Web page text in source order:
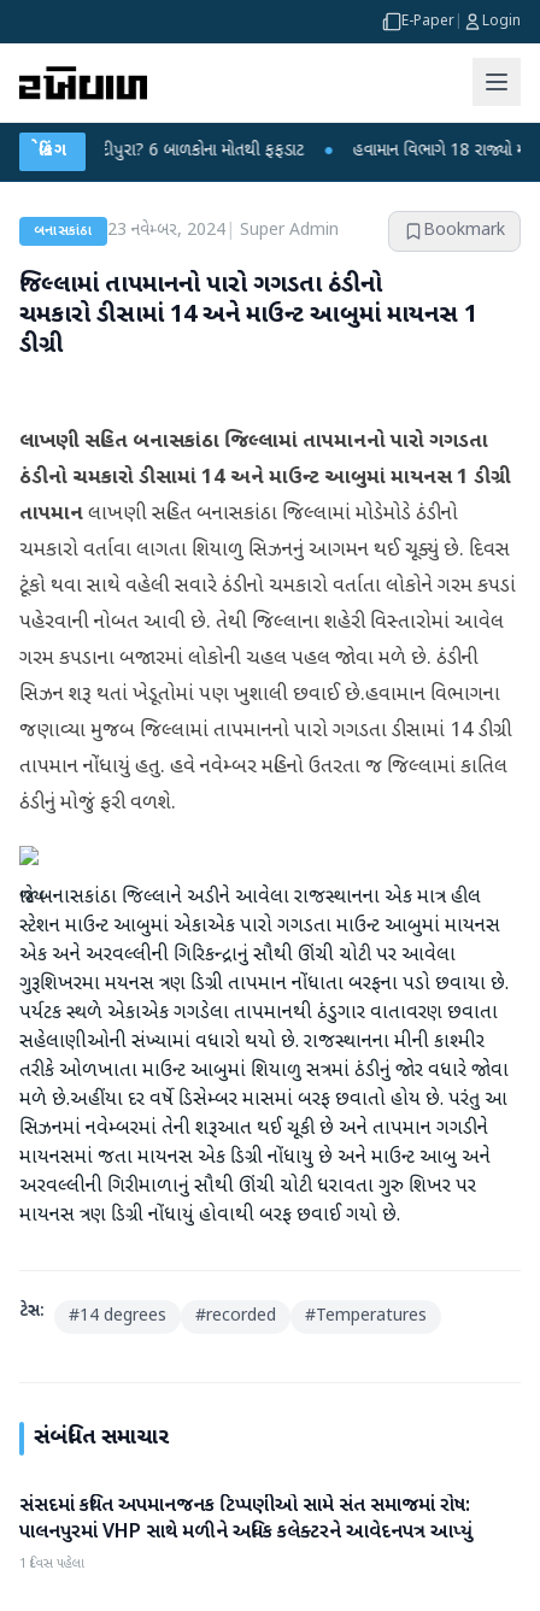
E-Paper Login
બ્રેકિંગ
કે ચાંદીપુરા? 6 બાળકોના મોતથી ફફડાટ ● હવામાન વિભાગે 18 રાજ્યો માટે ભારે
બનાસકાંઠા 23 નવેમ્બર, 2024| Super Admin Bookmark
જિલ્લામાં તાપમાનનો પારો ગગડતા ઠંડીનો
ચમકારો ડીસામાં 14 અને માઉન્ટ આબુમાં માયનસ 1
ડીગ્રી
લાખણી સહિત બનાસકાંઠા જિલ્લામાં તાપમાનનો પારો ગગડતા
ઠંડીનો ચમકારો ડીસામાં 14 અને માઉન્ટ આબુમાં માયનસ 1 ડીગ્રી
તાપમાનલાખણી સહિત બનાસકાંઠા જિલ્લામાં મોડેમોડે ઠંડીનો
ચમકારો વર્તાવા લાગતા શિયાળુ સિઝનનું આગમન થઈ ચૂક્યું છે. દિવસ
ટૂંકો થવા સાથે વહેલી સવારે ઠંડીનો ચમકારો વર્તાતા લોકોને ગરમ કપડાં
પહેરવાની નોબત આવી છે. તેથી જિલ્લાના શહેરી વિસ્તારોમાં આવેલ
ગરમ કપડાના બજારમાં લોકોની ચહલ પહલ જોવા મળે છે. ઠંડીની
સિઝન શરૂ થતાં ખેડૂતોમાં પણ ખુશાલી છવાઈ છે.હવામાન વિભાગના
જણાવ્યા મુજબ જિલ્લામાં તાપમાનનો પારો ગગડતા ડીસામાં 14 ડીગ્રી
તાપમાન નોંધાયું હતુ. હવે નવેમ્બર મહિનો ઉતરતા જ જિલ્લામાં કાતિલ
ઠંડીનું મોજું ફરી વળશે.
જ્યારે બનાસકાંઠા જિલ્લાને અડીને આવેલા રાજસ્થાનના એક માત્ર હીલ
સ્ટેશન માઉન્ટ આબુમાં એકાએક પારો ગગડતા માઉન્ટ આબુમાં માયનસ
એક અને અરવલ્લીની ગિરિકન્દ્રાનું સૌથી ઊંચી ચોટી પર આવેલા
ગુરૂશિખરમા મયનસ ત્રણ ડિગ્રી તાપમાન નોંધાતા બરફના પડો છવાયા છે.
પર્યટક સ્થળે એકાએક ગગડેલા તાપમાનથી ઠંડુગાર વાતાવરણ છવાતા
સહેલાણીઓની સંખ્યામાં વધારો થયો છે. રાજસ્થાનના મીની કાશ્મીર
તરીકે ઓળખાતા માઉન્ટ આબુમાં શિયાળુ સત્રમાં ઠંડીનું જોર વધારે જોવા
મળે છે.અહીંયા દર વર્ષે ડિસેમ્બર માસમાં બરફ છવાતો હોય છે. પરંતુ આ
સિઝનમાં નવેમ્બરમાં તેની શરૂઆત થઈ ચૂકી છે અને તાપમાન ગગડીને
માયનસમાં જતા માયનસ એક ડિગ્રી નોંધાયુ છે અને માઉન્ટ આબુ અને
અરવલ્લીની ગિરીમાળાનું સૌથી ઊંચી ચોટી ધરાવતા ગુરુ શિખર પર
માયનસ ત્રણ ડિગ્રી નોંધાયું હોવાથી બરફ છવાઈ ગયો છે.
ટેગ્સ: #14 degrees #recorded #Temperatures
સંબંધિત સમાચાર
બનાસકાંઠા
સંસદમાં કથિત અપમાનજનક ટિપ્પણીઓ સામે સંત સમાજમાં રોષ:
પાલનપુરમાં VHP સાથે મળીને અધિક કલેક્ટરને આવેદનપત્ર આપ્યું
1 દિવસ પહેલા